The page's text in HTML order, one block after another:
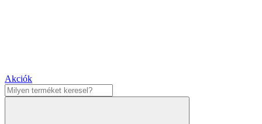
Akciók